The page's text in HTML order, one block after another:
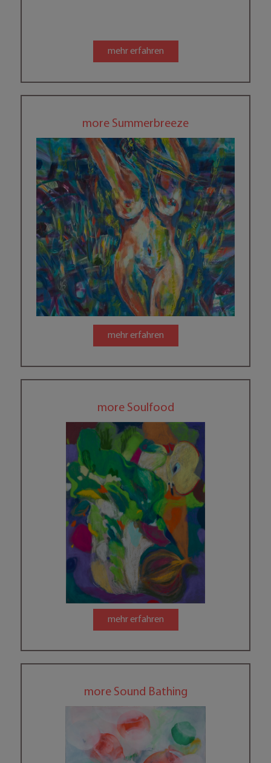
mehr erfahren
more Summerbreeze
mehr erfahren
more Soulfood
mehr erfahren
more Sound Bathing